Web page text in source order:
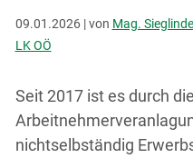
09.01.2026 | von Mag.
LK OÖ
Seit 2017 ist es durch
nichtselbständig